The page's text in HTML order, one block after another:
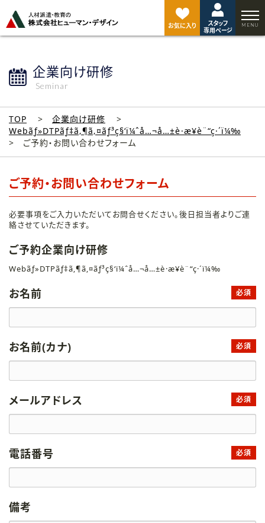
お気に入り
スタッフ
専用ページ
企業向け研修
Seminar
TOP
企業向け研修
Webãƒ»DTPãƒ‡ã‚¶ã‚¤ãƒ³ç§‘ï¼ˆå…¬å…±è·æ¥­è¨“ç·´ï¼‰
ご予約・お問い合わせフォーム
ご予約・お問い合わせフォーム
必要事項をご入力いただいてお問合せください。後日担当者よりご連
絡させていただきます。
ご予約企業向け研修
Webãƒ»DTPãƒ‡ã‚¶ã‚¤ãƒ³ç§‘ï¼ˆå…¬å…±è·æ¥­è¨“ç·´ï¼‰
お名前 必須
お名前(カナ) 必須
メールアドレス 必須
電話番号 必須
備考
ジ
ト